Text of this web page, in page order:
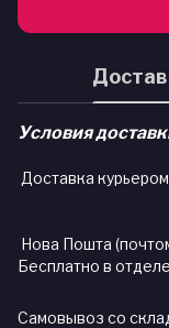
Условия
Доставка
Нова Пошта
Бесплатно в
Самовывоз со